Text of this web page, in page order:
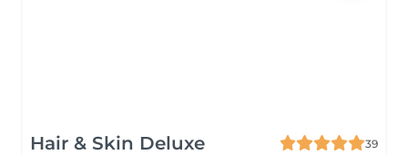
Hair & Skin Deluxe
39